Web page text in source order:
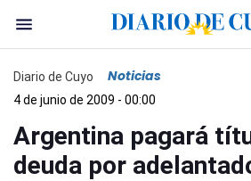
Diario de Cuyo Noticias
4 de junio de 2009 - 00:00
Argentina pagará
deuda por